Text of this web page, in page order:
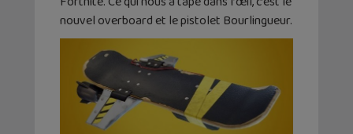
nouvel overboard et le pistolet Bourlingueur.